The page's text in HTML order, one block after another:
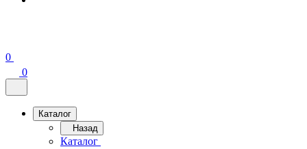
0
0
Каталог
Назад
Каталог